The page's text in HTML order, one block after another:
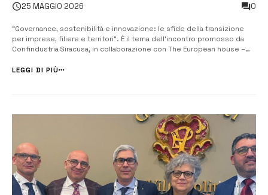
Confindustria
25 MAGGIO 2026 0
“Governance, sostenibilità e innovazione: le sfide della transizione
per imprese, filiere e territori”. È il tema dell’incontro promosso da
Confindustria Siracusa, in collaborazione con The European house –
alle 18,30, nella sala “Gianformaggio” di Confindustria Siracusa,...
LEGGI DI PIÙ